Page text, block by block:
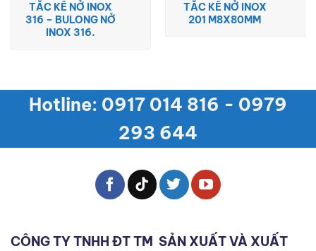
TẮC KÊ NỞ INOX
316 – BULONG NỞ
INOX 316.
TẮC KÊ NỞ INOX
201 M8X80MM
Hotline: 0917 014 816 - 0979
293 644
CÔNG TY TNHH ĐT TM SẢN XUẤT VÀ XUẤT